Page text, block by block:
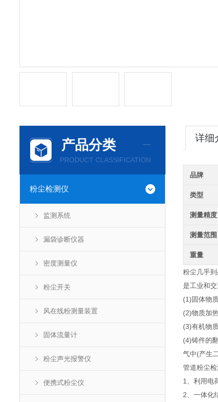
产品分类
PRODUCT CLASSIFICATION
粉尘检测仪
监测系统
漏袋诊断仪器
密度测量仪
粉尘开关
风在线粉测量装置
固体流量计
粉尘声光报警仪
便携式粉尘仪
详细
品牌
类型
测量精度
测量范围
重量
粉尘几乎
是工业和
(1)固体物
(2)物质加
(3)有机物
(4)铸件的
气中(产生
管道粉尘
1、利用电
2、一体化